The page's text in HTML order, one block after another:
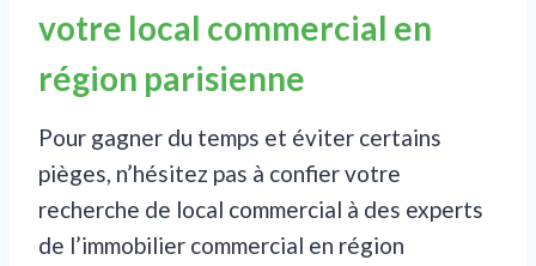
votre local commercial en
région parisienne
Pour gagner du temps et éviter certains
pièges, n’hésitez pas à confier votre
recherche de local commercial à des experts
de l’immobilier commercial en région